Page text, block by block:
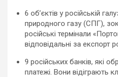
6 об’єктів у російській
природного газу (СПГ),
російські термінали
відповідальні за експорт
9 російських банків, які
платежі. Вони відіграють